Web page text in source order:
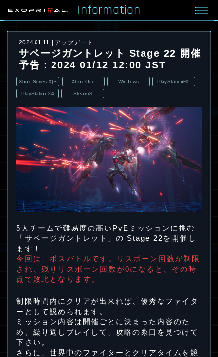
Information
2024.01.11 アップデート
サベージガントレット Stage 22 開催
予告：2024 01/12 12:00 JST
Xbox Series X|S Xbox One Windows PlayStation®5
PlayStation®4 Steam®
5人チームで難易度の高いPvEミッションに挑む
「サベージガントレット」の Stage 22を開催し
ます！
今回は、ボスバトルです。リスポーン回数が制限
され、残りリスポーン回数が0になると、その時
点で敗北となります。
制限時間内にクリアが出来れば、優秀なファイタ
ーとして認められます。
ミッション内容は開催ごとに決まった内容のた
め、繰り返しプレイして、攻略の糸口を見つけて
下さい。
さらに、世界中のファイターとクリアタイムを競